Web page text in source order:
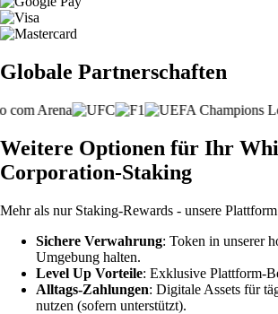
Globale Partnerschaften
Weitere Optionen für Ihr
Corporation-Staking
Mehr als nur Staking-Rewards - unsere
Sichere Verwahrung: Token in unserer
Umgebung halten.
Level Up Vorteile: Exklusive Plattform-
Alltags-Zahlungen: Digitale Assets für
nutzen (sofern unterstützt).